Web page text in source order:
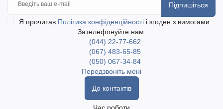
Підпишіться
Я прочитав Політика конфіденційності і згоден з вимогами
Зателефонуйте нам:
(044) 22-77-662
(067) 483-65-85
(050) 067-34-84
Передзвоніть мені
До контактів